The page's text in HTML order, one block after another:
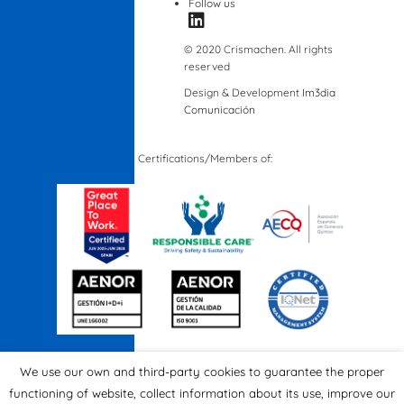
Follow us
© 2020 Crismachen. All rights
reserved
Design & Development Im3dia
Comunicación
Certifications/Members of:
We use our own and third-party cookies to guarantee the proper
functioning of website, collect information about its use, improve our